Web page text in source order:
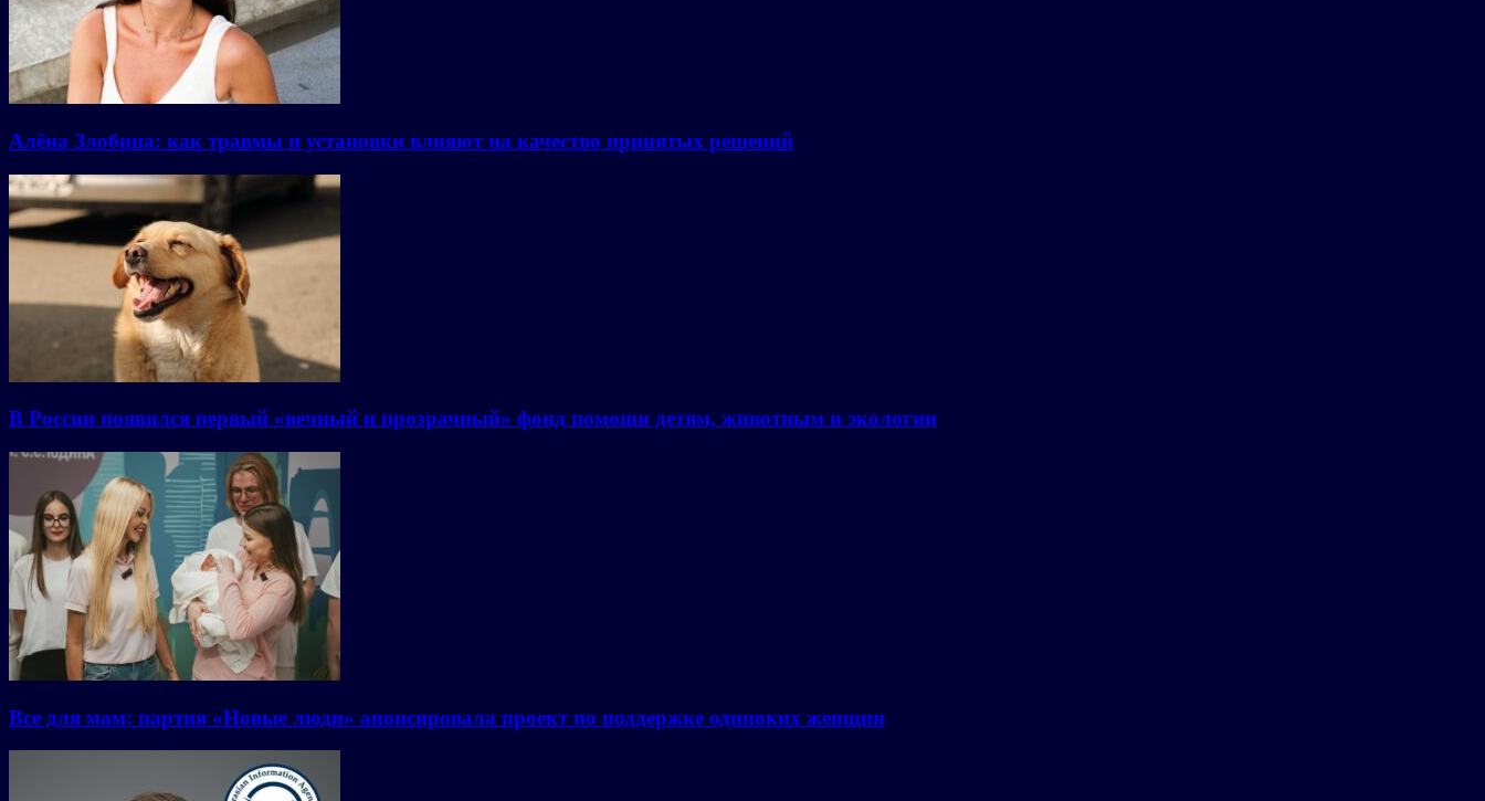
Алёна Злобина: как травмы и установки влияют на качество принятых решений
В России появился первый «вечный и прозрачный» фонд помощи детям, животным и экологии
Все для мам: партия «Новые люди» анонсировала проект по поддержке одиноких женщин